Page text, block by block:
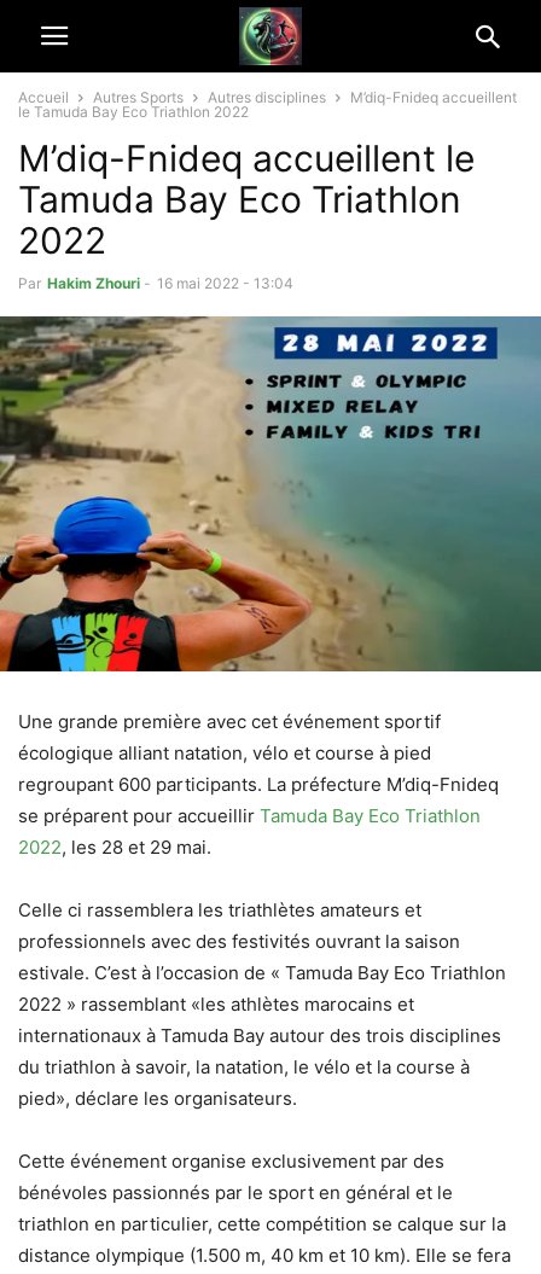
Accueil Autres Sports Autres disciplines
M’diq-Fnideq accueillent
le Tamuda Bay Eco Triathlon 2022
M’diq-Fnideq accueillent le
Tamuda Bay Eco Triathlon
2022
Par Hakim Zhouri - 16 mai 2022 - 13:04
Une grande première avec cet événement sportif
écologique alliant natation, vélo et course à pied
regroupant 600 participants. La préfecture M’diq-Fnideq
se préparent pour accueillir Tamuda Bay Eco Triathlon
2022, les 28 et 29 mai.
Celle ci rassemblera les triathlètes amateurs et
professionnels avec des festivités ouvrant la saison
estivale. C’est à l’occasion de « Tamuda Bay Eco Triathlon
2022 » rassemblant «les athlètes marocains et
internationaux à Tamuda Bay autour des trois disciplines
du triathlon à savoir, la natation, le vélo et la course à
pied», déclare les organisateurs.
Cette événement organise exclusivement par des
bénévoles passionnés par le sport en général et le
triathlon en particulier, cette compétition se calque sur la
distance olympique (1.500 m, 40 km et 10 km). Elle se fera